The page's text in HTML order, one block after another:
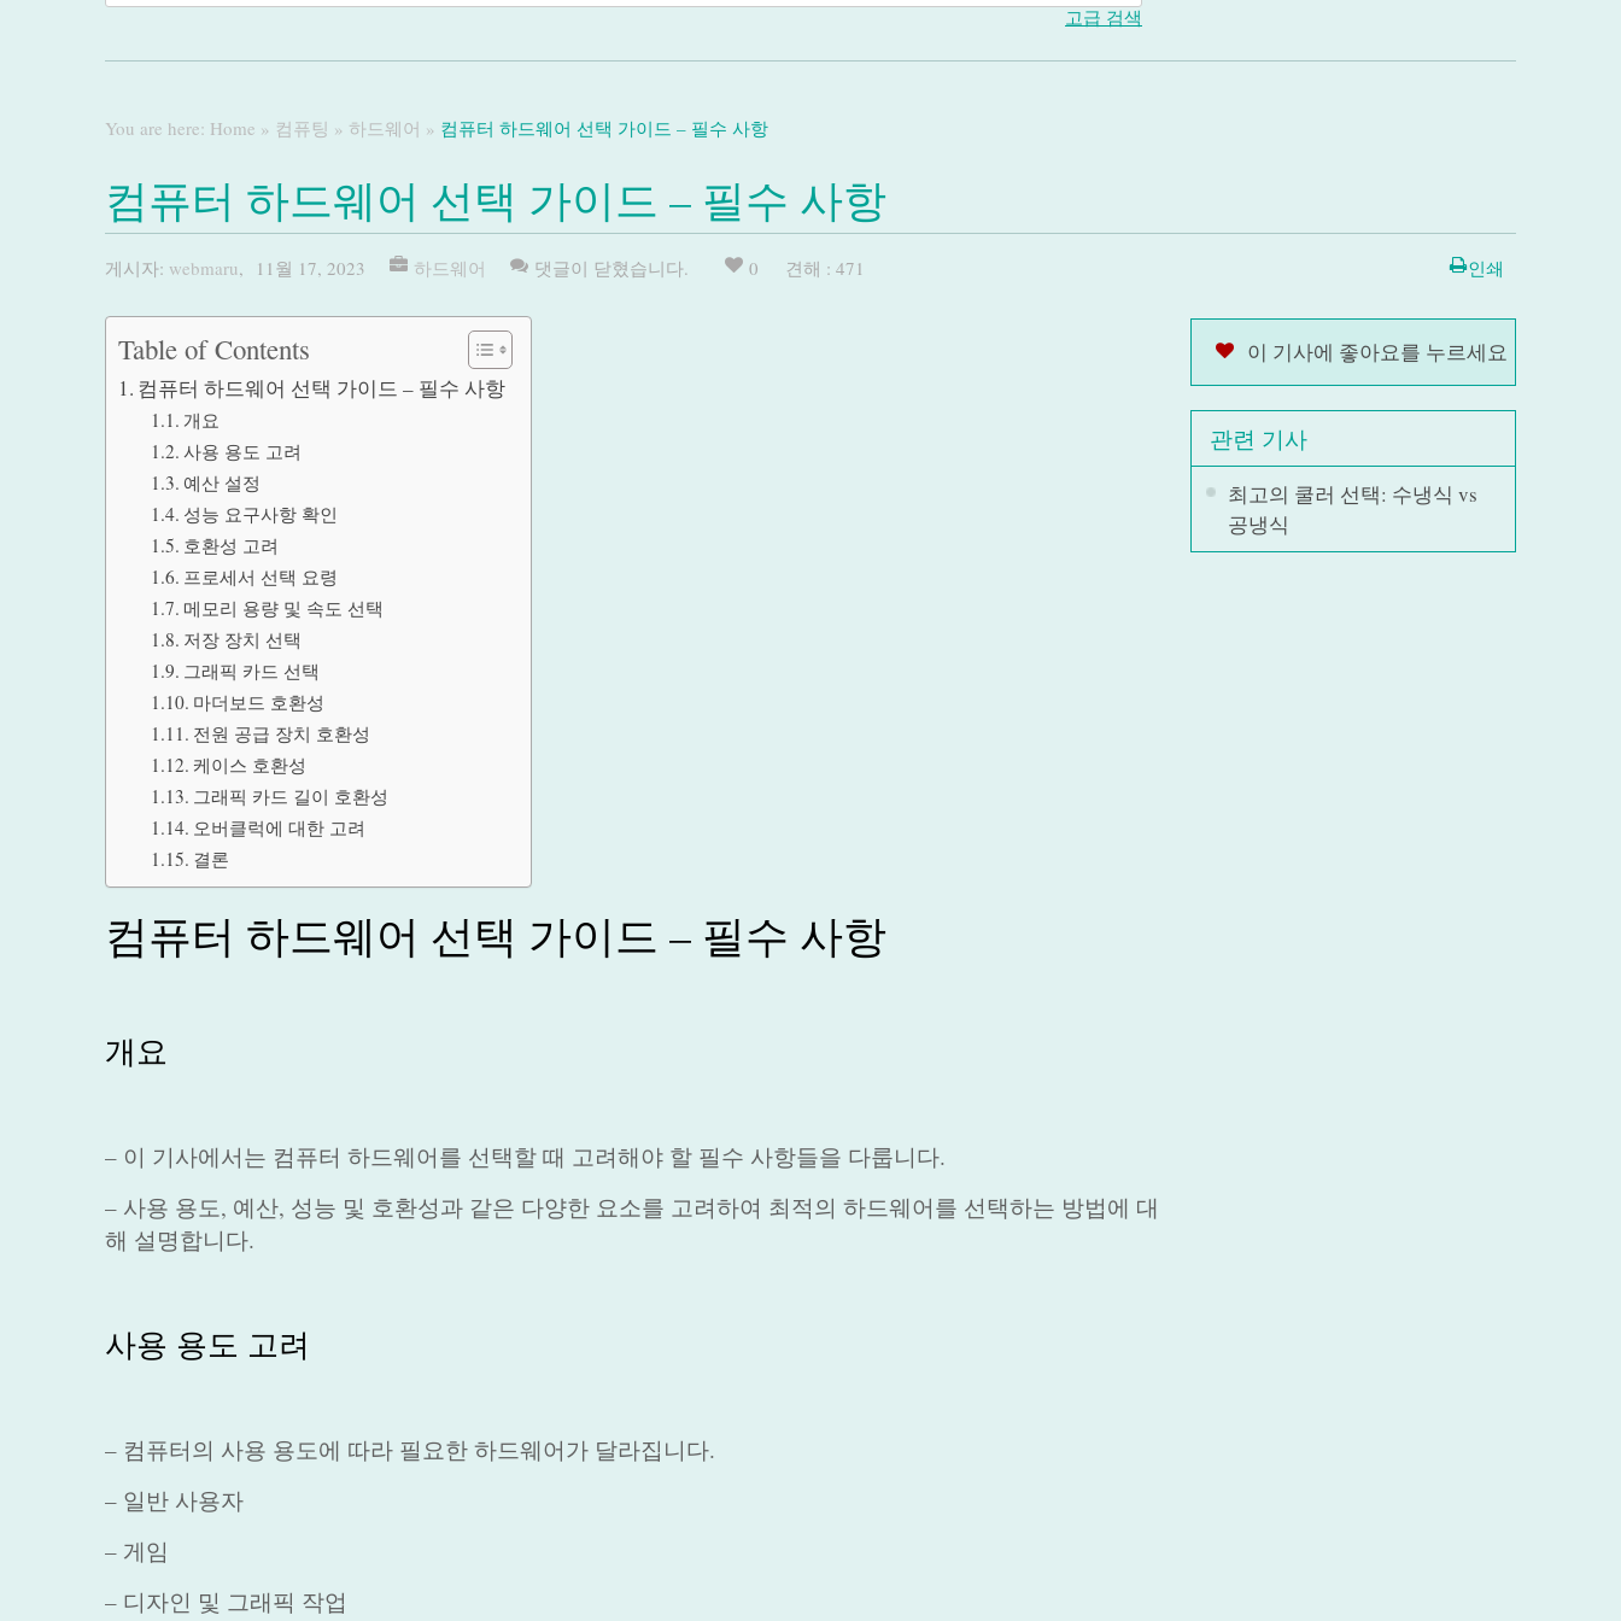
고급 검색
You are here: Home » 컴퓨팅 » 하드웨어 » 컴퓨터 하드웨어 선택 가이드 – 필수 사항
컴퓨터 하드웨어 선택 가이드 – 필수 사항
게시자: webmaru, 11월 17, 2023 하드웨어 댓글이 닫혔습니다. 0 견해 : 471 인쇄
Table of Contents
컴퓨터 하드웨어 선택 가이드 – 필수 사항
개요
사용 용도 고려
예산 설정
성능 요구사항 확인
호환성 고려
프로세서 선택 요령
메모리 용량 및 속도 선택
저장 장치 선택
그래픽 카드 선택
마더보드 호환성
전원 공급 장치 호환성
케이스 호환성
그래픽 카드 길이 호환성
오버클럭에 대한 고려
결론
컴퓨터 하드웨어 선택 가이드 – 필수 사항
개요
– 이 기사에서는 컴퓨터 하드웨어를 선택할 때 고려해야 할 필수 사항들을 다룹니다.
– 사용 용도, 예산, 성능 및 호환성과 같은 다양한 요소를 고려하여 최적의 하드웨어를 선택하는 방법에 대
해 설명합니다.
사용 용도 고려
– 컴퓨터의 사용 용도에 따라 필요한 하드웨어가 달라집니다.
– 일반 사용자
– 게임
– 디자인 및 그래픽 작업
이 기사에 좋아요를 누르세요
관련 기사
최고의 쿨러 선택: 수냉식 vs
공냉식